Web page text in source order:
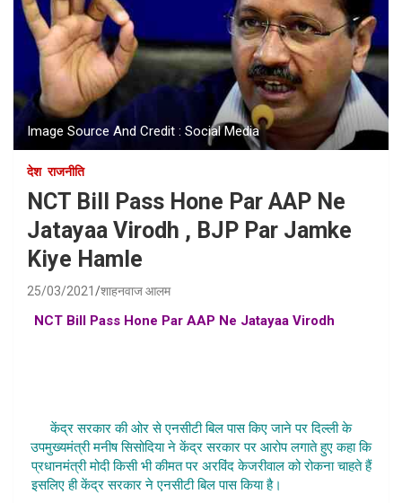
Image Source And Credit : Social Media
देश राजनीति
NCT Bill Pass Hone Par AAP Ne
Jatayaa Virodh , BJP Par Jamke
Kiye Hamle
25/03/2021 शाहनवाज आलम
NCT Bill Pass Hone Par AAP Ne Jatayaa Virodh
केंद्र सरकार की ओर से एनसीटी बिल पास किए जाने पर दिल्ली के
उपमुख्यमंत्री मनीष सिसोदिया ने केंद्र सरकार पर आरोप लगाते हुए कहा कि
प्रधानमंत्री मोदी किसी भी कीमत पर अरविंद केजरीवाल को रोकना चाहते हैं
इसलिए ही केंद्र सरकार ने एनसीटी बिल पास किया है।